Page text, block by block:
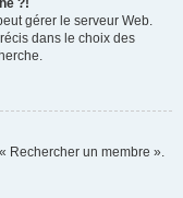
?!
gérer le serveur Web.
dans le choix des
Rechercher un membre ».